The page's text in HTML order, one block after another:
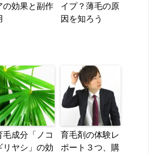
の効果と副作
イプ？薄毛の原
因を知ろう
毛成分「ノコ
リヤシ」の効
育毛剤の体験レ
ポート３つ、購